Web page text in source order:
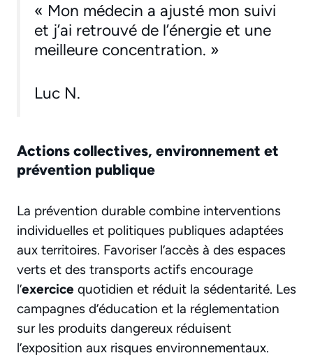
« Mon médecin a ajusté mon suivi
et j’ai retrouvé de l’énergie et une
meilleure concentration. »
Luc N.
Actions collectives, environnement et
prévention publique
La prévention durable combine interventions
individuelles et politiques publiques adaptées
aux territoires. Favoriser l’accès à des espaces
verts et des transports actifs encourage
l’exercice quotidien et réduit la sédentarité. Les
campagnes d’éducation et la réglementation
sur les produits dangereux réduisent
l’exposition aux risques environnementaux.